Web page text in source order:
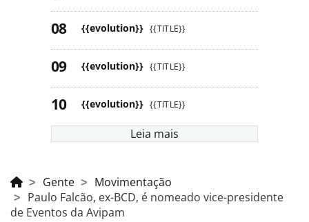
{{evolution}} {{TITLE}}
{{evolution}} {{TITLE}}
{{evolution}} {{TITLE}}
Leia mais
Gente
Movimentação
Paulo Falcão, ex-BCD, é nomeado vice-presidente
de Eventos da Avipam